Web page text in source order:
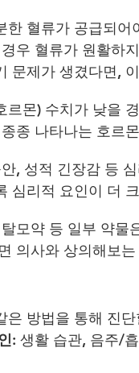
한 혈류가 공급되
우 혈류가 원활하
문제가 생겼다면,
르몬) 수치가 낮을
종 나타나는 호르
, 성적 긴장감 등
심리적 요인이 더
모약 등 일부 약물
의사와 상의해보
은 방법을 통해 진
: 생활 습관, 음주/